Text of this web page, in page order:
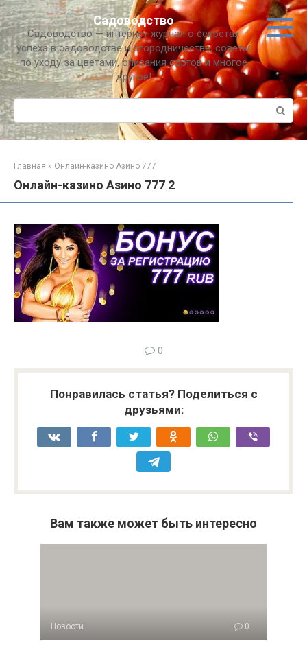
Перейти
к
контенту
Садоводство
Садоводство — интернет журнал о секретах
успеха в садоводстве и огородничестве, советы
по уходу за цветами, описания сортов и многое
другое!
Поиск:
Главная » Онлайн-казино Азино 777
Онлайн-казино Азино 777 2
0
Понравилась статья? Поделиться с
друзьями:
Вам также может быть интересно
Новости 0